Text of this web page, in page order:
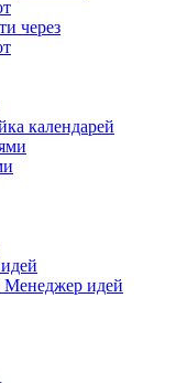
через
календарей
Менеджер идей